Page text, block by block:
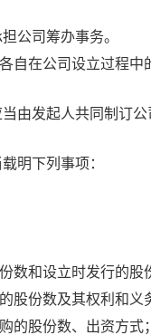
公司筹办事务。
自在公司设立过程中
由发起人共同制订公
明下列事项：
数和设立时发行的
股份数及其权利和义
的股份数、出资方式